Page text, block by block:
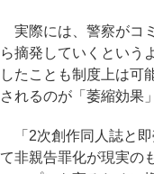
実際には、警察がコ
ら摘発していくという
したことも制度上は可
されるのが「萎縮効果
「2次創作同人誌と即
て非親告罪化が現実の